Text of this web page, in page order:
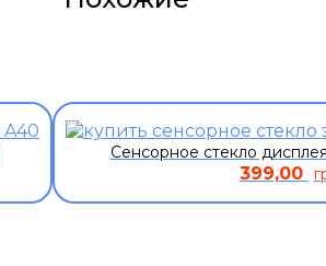
Сенсорное стекло
399,00